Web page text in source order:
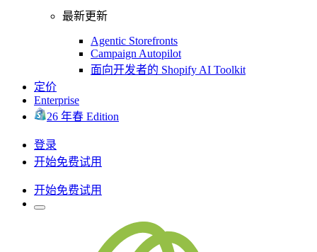
最新更新
Agentic Storefronts
Campaign Autopilot
面向开发者的 Shopify AI Toolkit
定价
Enterprise
26 年春 Edition
登录
开始免费试用
开始免费试用